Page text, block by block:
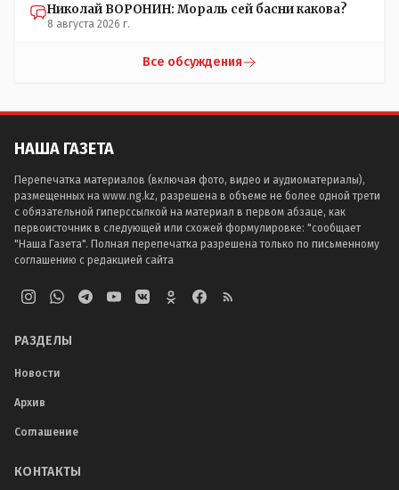
Николай ВОРОНИН: Мораль сей басни какова?
8 августа 2026 г.
Все обсуждения
НАША ГАЗЕТА
Перепечатка материалов (включая фото, видео и аудиоматериалы),
размещенных на www.ng.kz, разрешена в объеме не более одной трети
с обязательной гиперссылкой на материал в первом абзаце, как
первоисточник в следующей или схожей формулировке: "сообщает
"Наша Газета". Полная перепечатка разрешена только по письменному
соглашению с редакцией сайта
РАЗДЕЛЫ
Новости
Архив
Соглашение
КОНТАКТЫ